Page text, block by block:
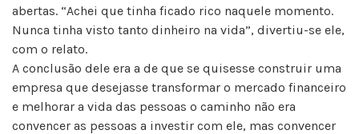
abertas. “Achei que tinha ficado rico naquele momento.
Nunca tinha visto tanto dinheiro na vida”, divertiu-se ele,
com o relato.
A conclusão dele era a de que se quisesse construir uma
empresa que desejasse transformar o mercado financeiro
e melhorar a vida das pessoas o caminho não era
convencer as pessoas a investir com ele, mas convencer